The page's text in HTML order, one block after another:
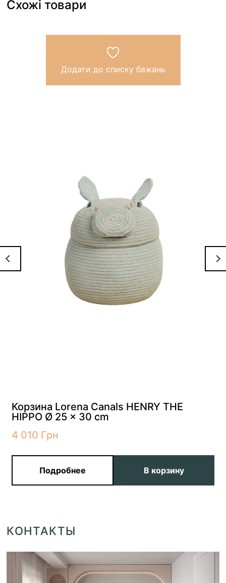
Схожі товари
Додати до списку бажань
Корзина Lorena Canals HENRY THE
HIPPO Ø 25 x 30 cm
4 010 Грн
Подробнее В корзину
КОНТАКТЫ